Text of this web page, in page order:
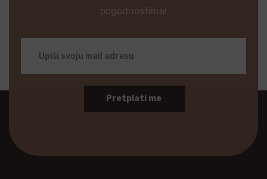
pogodnostima!
Pretplati me